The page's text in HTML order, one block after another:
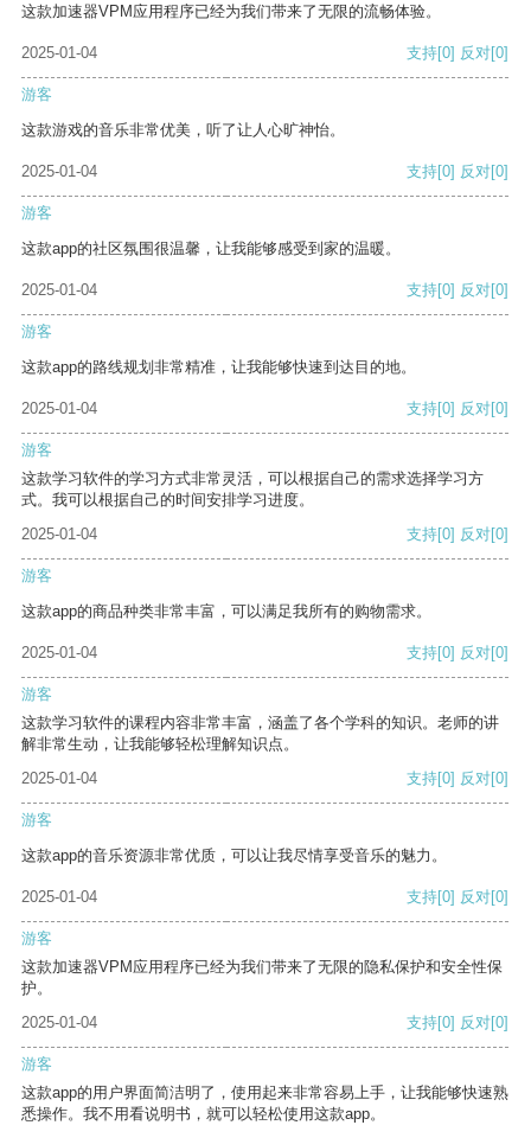
这款加速器VPM应用程序已经为我们带来了无限的流畅体验。
2025-01-04 支持[0] 反对[0]
游客
这款游戏的音乐非常优美，听了让人心旷神怡。
2025-01-04 支持[0] 反对[0]
游客
这款app的社区氛围很温馨，让我能够感受到家的温暖。
2025-01-04 支持[0] 反对[0]
游客
这款app的路线规划非常精准，让我能够快速到达目的地。
2025-01-04 支持[0] 反对[0]
游客
这款学习软件的学习方式非常灵活，可以根据自己的需求选择学习方
式。我可以根据自己的时间安排学习进度。
2025-01-04
支持[0] 反对[0]
游客
这款app的商品种类非常丰富，可以满足我所有的购物需求。
2025-01-04 支持[0] 反对[0]
游客
这款学习软件的课程内容非常丰富，涵盖了各个学科的知识。老师的讲
解非常生动，让我能够轻松理解知识点。
2025-01-04
支持[0] 反对[0]
游客
这款app的音乐资源非常优质，可以让我尽情享受音乐的魅力。
2025-01-04 支持[0] 反对[0]
游客
这款加速器VPM应用程序已经为我们带来了无限的隐私保护和安全性保
护。
2025-01-04
支持[0] 反对[0]
游客
这款app的用户界面简洁明了，使用起来非常容易上手，让我能够快速熟
悉操作。我不用看说明书，就可以轻松使用这款app。